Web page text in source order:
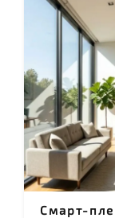
Смарт-